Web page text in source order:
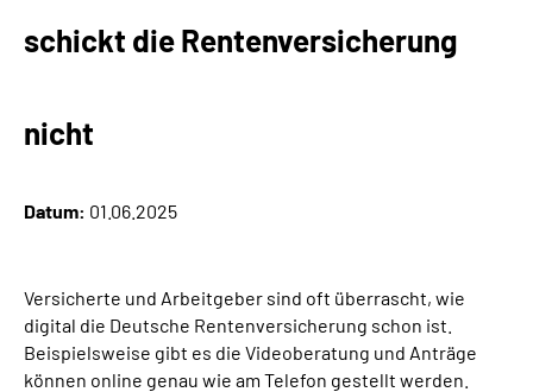
Presse
Leichte Sprache
Suche
schickt die Rentenversicherung
nicht
Datum: 01.06.2025
Versicherte und Arbeitgeber sind oft überrascht, wie
digital die Deutsche Rentenversicherung schon ist.
Beispielsweise gibt es die Videoberatung und Anträge
können online genau wie am Telefon gestellt werden.